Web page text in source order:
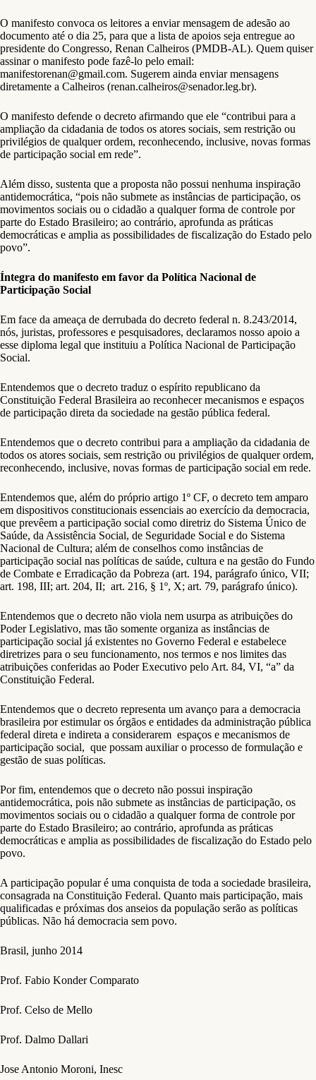
O manifesto convoca os leitores a enviar mensagem de adesão ao
documento até o dia 25, para que a lista de apoios seja entregue ao
presidente do Congresso, Renan Calheiros (PMDB-AL). Quem quiser
assinar o manifesto pode fazê-lo pelo email:
manifestorenan@gmail.com. Sugerem ainda enviar mensagens
diretamente a Calheiros (renan.calheiros@senador.leg.br).
O manifesto defende o decreto afirmando que ele “contribui para a
ampliação da cidadania de todos os atores sociais, sem restrição ou
privilégios de qualquer ordem, reconhecendo, inclusive, novas formas
de participação social em rede”.
Além disso, sustenta que a proposta não possui nenhuma inspiração
antidemocrática, “pois não submete as instâncias de participação, os
movimentos sociais ou o cidadão a qualquer forma de controle por
parte do Estado Brasileiro; ao contrário, aprofunda as práticas
democráticas e amplia as possibilidades de fiscalização do Estado pelo
povo”.
Íntegra do manifesto em favor da Política Nacional de
Participação Social
Em face da ameaça de derrubada do decreto federal n. 8.243/2014,
nós, juristas, professores e pesquisadores, declaramos nosso apoio a
esse diploma legal que instituiu a Política Nacional de Participação
Social.
Entendemos que o decreto traduz o espírito republicano da
Constituição Federal Brasileira ao reconhecer mecanismos e espaços
de participação direta da sociedade na gestão pública federal.
Entendemos que o decreto contribui para a ampliação da cidadania de
todos os atores sociais, sem restrição ou privilégios de qualquer ordem,
reconhecendo, inclusive, novas formas de participação social em rede.
Entendemos que, além do próprio artigo 1º CF, o decreto tem amparo
em dispositivos constitucionais essenciais ao exercício da democracia,
que prevêem a participação social como diretriz do Sistema Único de
Saúde, da Assistência Social, de Seguridade Social e do Sistema
Nacional de Cultura; além de conselhos como instâncias de
participação social nas políticas de saúde, cultura e na gestão do Fundo
de Combate e Erradicação da Pobreza (art. 194, parágrafo único, VII;
art. 198, III; art. 204, II; art. 216, § 1º, X; art. 79, parágrafo único).
Entendemos que o decreto não viola nem usurpa as atribuições do
Poder Legislativo, mas tão somente organiza as instâncias de
participação social já existentes no Governo Federal e estabelece
diretrizes para o seu funcionamento, nos termos e nos limites das
atribuições conferidas ao Poder Executivo pelo Art. 84, VI, “a” da
Constituição Federal.
Entendemos que o decreto representa um avanço para a democracia
brasileira por estimular os órgãos e entidades da administração pública
federal direta e indireta a considerarem espaços e mecanismos de
participação social, que possam auxiliar o processo de formulação e
gestão de suas políticas.
Por fim, entendemos que o decreto não possui inspiração
antidemocrática, pois não submete as instâncias de participação, os
movimentos sociais ou o cidadão a qualquer forma de controle por
parte do Estado Brasileiro; ao contrário, aprofunda as práticas
democráticas e amplia as possibilidades de fiscalização do Estado pelo
povo.
A participação popular é uma conquista de toda a sociedade brasileira,
consagrada na Constituição Federal. Quanto mais participação, mais
qualificadas e próximas dos anseios da população serão as políticas
públicas. Não há democracia sem povo.
Brasil, junho 2014
Prof. Fabio Konder Comparato
Prof. Celso de Mello
Prof. Dalmo Dallari
Jose Antonio Moroni, Inesc